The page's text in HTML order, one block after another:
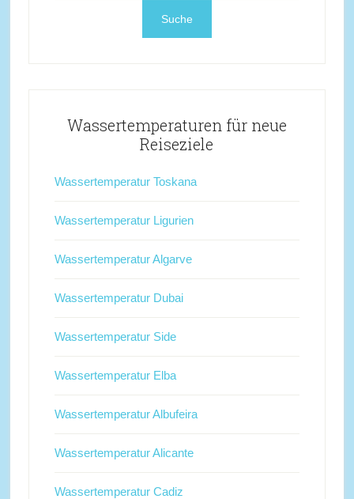
Wassertemperaturen für neue
Reiseziele
Wassertemperatur Toskana
Wassertemperatur Ligurien
Wassertemperatur Algarve
Wassertemperatur Dubai
Wassertemperatur Side
Wassertemperatur Elba
Wassertemperatur Albufeira
Wassertemperatur Alicante
Wassertemperatur Cadiz